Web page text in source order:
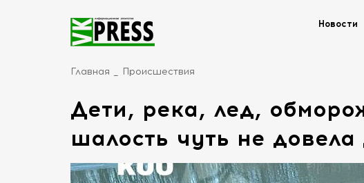
Новости
Главная Происшествия
Дети, река, лед,
шалость чуть не